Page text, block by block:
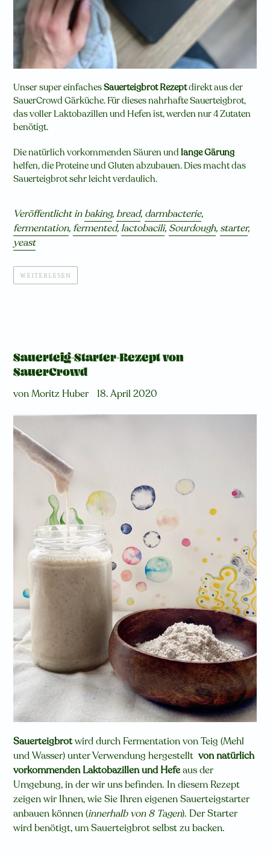
Unser super einfachesSauerteigbrot Rezeptdirekt aus der
SauerCrowd Gärküche. Für dieses nahrhafte Sauerteigbrot,
das voller Laktobazillen und Hefen ist, werden nur 4 Zutaten
benötigt.
Die natürlich vorkommenden Säuren und lange Gärung
helfen, die Proteine und Gluten abzubauen. Dies macht das
Sauerteigbrot sehr leicht verdaulich.
Veröffentlicht inbaking,bread, darmbacterie,
fermentation, fermented,lactobacili, Sourdough, starter,
yeast
WEITERLESEN
Sauerteig-Starter-Rezept von
SauerCrowd
von Moritz Huber 18. April 2020
Sauerteigbrotwird durch Fermentation von Teig (Mehl
und Wasser) unter Verwendung hergestellt von natürlich
vorkommenden Laktobazillen und Hefeaus der
Umgebung, in der wir uns befinden. In diesem Rezept
zeigen wir Ihnen, wie Sie Ihren eigenen Sauerteigstarter
anbauen können (innerhalb von 8 Tagen). Der Starter
wird benötigt, um Sauerteigbrot selbst zu backen.